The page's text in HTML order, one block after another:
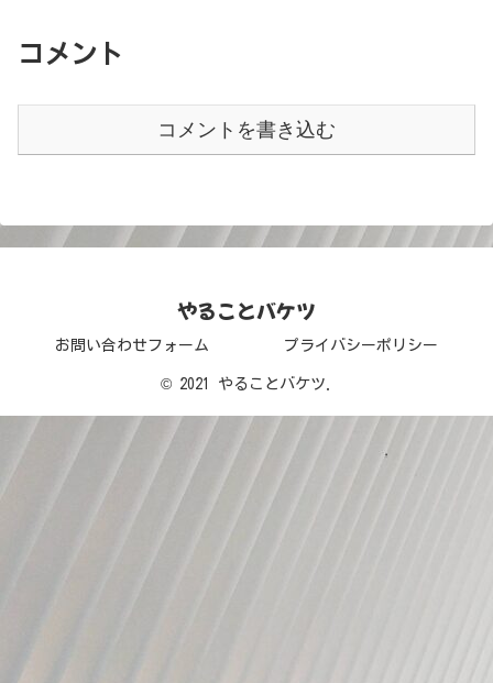
コメント
コメントを書き込む
やることバケツ
お問い合わせフォーム プライバシーポリシー
© 2021 やることバケツ.